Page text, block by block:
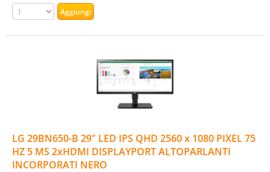
LG 29BN650-B 29" LED IPS QHD 2560 x 1080 PIXEL 75
HZ 5 MS 2xHDMI DISPLAYPORT ALTOPARLANTI
INCORPORATI NERO